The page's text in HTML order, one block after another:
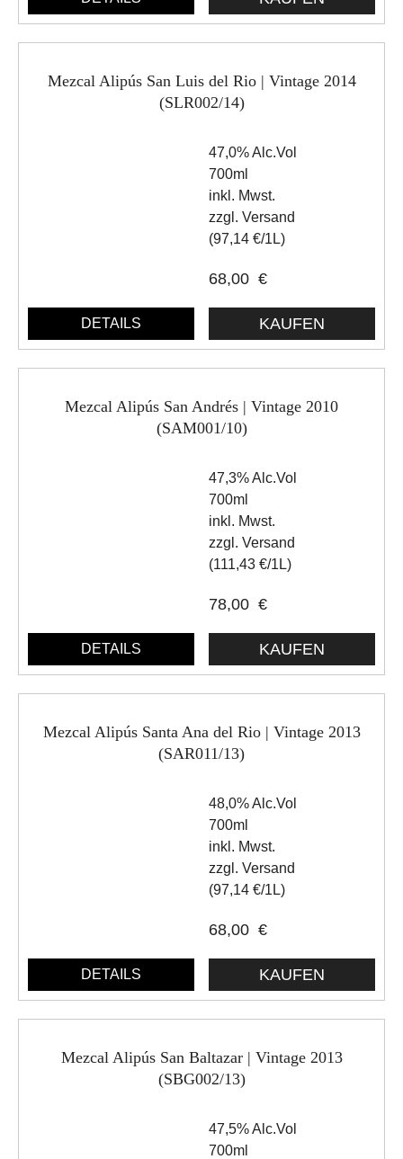
Mezcal Alipús San Luis del Rio | Vintage 2014
(SLR002/14)
47,0% Alc.Vol
700ml
inkl. Mwst.
zzgl. Versand
(97,14 €/1L)
68,00 €
DETAILS
Mezcal Alipús San Andrés | Vintage 2010
(SAM001/10)
47,3% Alc.Vol
700ml
inkl. Mwst.
zzgl. Versand
(111,43 €/1L)
78,00 €
DETAILS
Mezcal Alipús Santa Ana del Rio | Vintage 2013
(SAR011/13)
48,0% Alc.Vol
700ml
inkl. Mwst.
zzgl. Versand
(97,14 €/1L)
68,00 €
DETAILS
Mezcal Alipús San Baltazar | Vintage 2013
(SBG002/13)
47,5% Alc.Vol
700ml